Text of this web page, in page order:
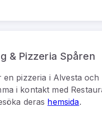
& Pizzeria Spåren
en pizzeria i Alvesta och
i kontakt med
deras hemsida.